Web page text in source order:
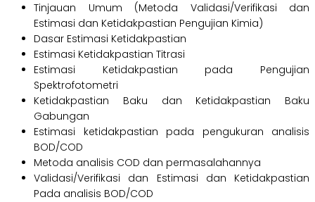
Tinjauan Umum (Metoda Validasi/Verifikasi dan
Estimasi dan Ketidakpastian Pengujian Kimia)
Dasar Estimasi Ketidakpastian
Estimasi Ketidakpastian Titrasi
Estimasi Ketidakpastian pada Pengujian
Spektrofotometri
Ketidakpastian Baku dan Ketidakpastian Baku
Gabungan
Estimasi ketidakpastian pada pengukuran analisis
BOD/COD
Metoda analisis COD dan permasalahannya
Validasi/Verifikasi dan Estimasi dan Ketidakpastian
Pada analisis BOD/COD